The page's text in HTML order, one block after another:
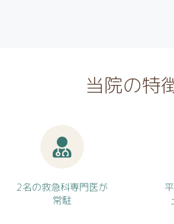
当院の特
2名の救急科専門医が
常駐